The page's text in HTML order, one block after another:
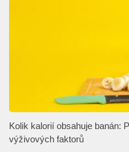
Kolik kalorií obsahuje banán:
výživových faktorů